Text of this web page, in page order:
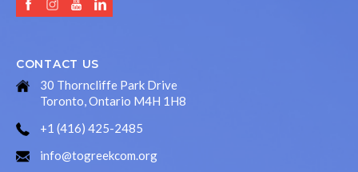
CONTACT US
30 Thorncliffe Park Drive
Toronto, Ontario M4H 1H8
+1 (416) 425-2485
info@togreekcom.org